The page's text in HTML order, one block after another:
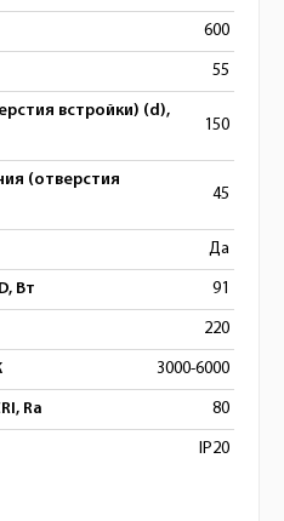
600
55
встройки) (d),
150
(отверстия
45
Да
Вт 91
220
3000-6000
Ra 80
IP20